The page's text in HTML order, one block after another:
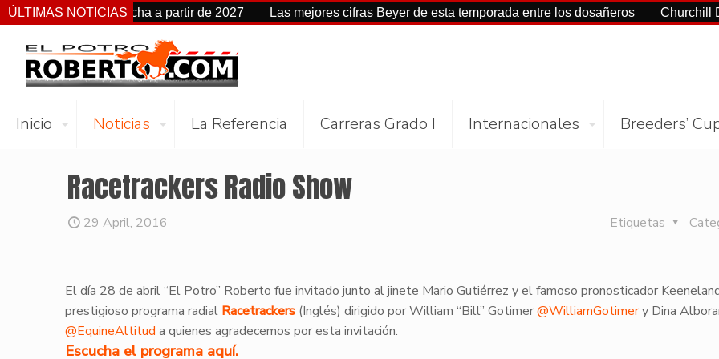
ÚLTIMAS NOTICIAS
cambia de fecha a partir de 2027 Las mejores cifras Beyer de esta temporada entre los dosañeros Churchill Downs y
Inicio Noticias La Referencia Carreras Grado I Internacionales Breeders’
Racetrackers Radio Show
29 April, 2016 Etiquetas
El día 28 de abril “El Potro” Roberto fue invitado junto al jinete Mario Gutiérrez y el famoso pronosticador
prestigioso programa radial Racetrackers (Inglés) dirigido por William “Bill” Gotimer@WilliamGotimery Dina
@EquineAltitud a quienes agradecemos por esta invitación.
Escucha el programa aquí.